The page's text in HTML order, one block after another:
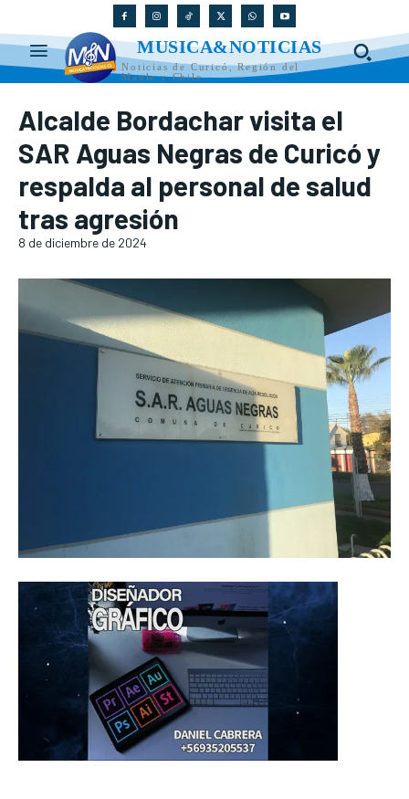
MUSICA&NOTICIAS
Noticias de Curicó, Región del
Maule y Chile
Alcalde Bordachar visita el
SAR Aguas Negras de Curicó y
respalda al personal de salud
tras agresión
8 de diciembre de 2024